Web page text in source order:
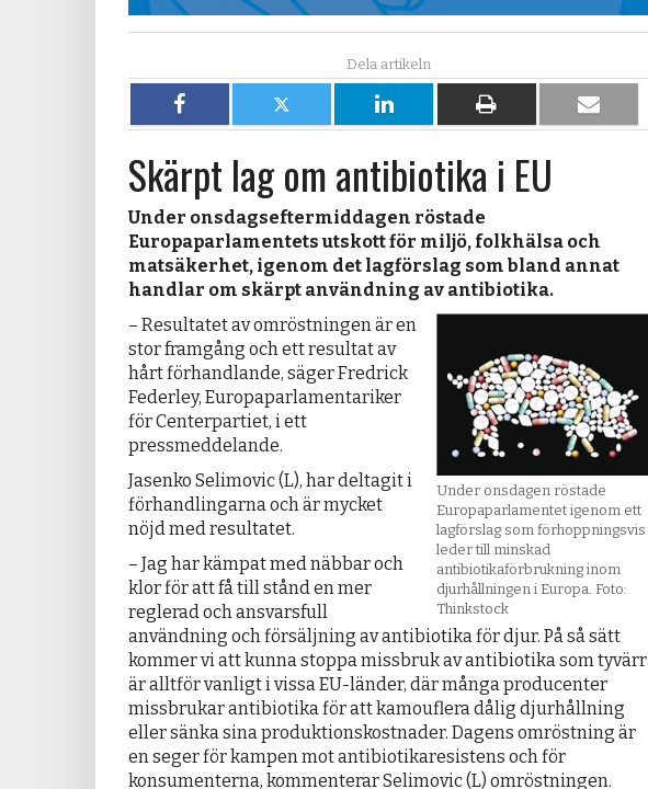
Dela
på
Facebook
Dela
på
X
Dela
på
LinkedIn
Dela
på
papper
Dela
per
Skärpt lag om antibiotika i EU
Under onsdagseftermiddagen röstade
Europaparlamentets utskott för miljö, folkhälsa och
matsäkerhet, igenom det lagförslag som bland annat
handlar om skärpt användning av antibiotika.
Under onsdagen röstade
Europaparlamentet igenom ett
lagförslag som förhoppningsvis
leder till minskad
antibiotikaförbrukning inom
djurhållningen i Europa. Foto:
Thinkstock
– Resultatet av omröstningen är en
stor framgång och ett resultat av
hårt förhandlande, säger Fredrick
Federley, Europaparlamentariker
för Centerpartiet, i ett
pressmeddelande.
Jasenko Selimovic (L), har deltagit i
förhandlingarna och är mycket
nöjd med resultatet.
– Jag har kämpat med näbbar och
klor för att få till stånd en mer
reglerad och ansvarsfull
användning och försäljning av antibiotika för djur. På så sätt
kommer vi att kunna stoppa missbruk av antibiotika som tyvärr
är alltför vanligt i vissa EU-länder, där många producenter
missbrukar antibiotika för att kamouflera dålig djurhållning
eller sänka sina produktionskostnader. Dagens omröstning är
en seger för kampen mot antibiotikaresistens och för
konsumenterna, kommenterar Selimovic (L) omröstningen.